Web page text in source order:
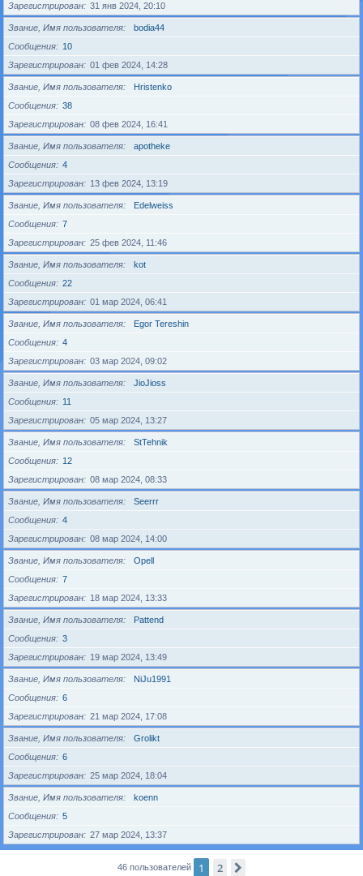
Зарегистрирован
31 янв 2024, 20:10
Звание, Имя пользователя
bodia44
Сообщения
10
Зарегистрирован
01 фев 2024, 14:28
Звание, Имя пользователя
Hristenko
Сообщения
38
Зарегистрирован
08 фев 2024, 16:41
Звание, Имя пользователя
apotheke
Сообщения
4
Зарегистрирован
13 фев 2024, 13:19
Звание, Имя пользователя
Edelweiss
Сообщения
7
Зарегистрирован
25 фев 2024, 11:46
Звание, Имя пользователя
kot
Сообщения
22
Зарегистрирован
01 мар 2024, 06:41
Звание, Имя пользователя
Egor Tereshin
Сообщения
4
Зарегистрирован
03 мар 2024, 09:02
Звание, Имя пользователя
JioJioss
Сообщения
11
Зарегистрирован
05 мар 2024, 13:27
Звание, Имя пользователя
StTehnik
Сообщения
12
Зарегистрирован
08 мар 2024, 08:33
Звание, Имя пользователя
Seerrr
Сообщения
4
Зарегистрирован
08 мар 2024, 14:00
Звание, Имя пользователя
Opell
Сообщения
7
Зарегистрирован
18 мар 2024, 13:33
Звание, Имя пользователя
Pattend
Сообщения
3
Зарегистрирован
19 мар 2024, 13:49
Звание, Имя пользователя
NiJu1991
Сообщения
6
Зарегистрирован
21 мар 2024, 17:08
Звание, Имя пользователя
Grolikt
Сообщения
6
Зарегистрирован
25 мар 2024, 18:04
Звание, Имя пользователя
koenn
Сообщения
5
Зарегистрирован
27 мар 2024, 13:37
46 пользователей 1 2